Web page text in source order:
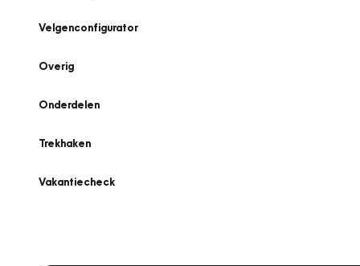
Velgenconfigurator
Overig
Onderdelen
Trekhaken
Vakantiecheck